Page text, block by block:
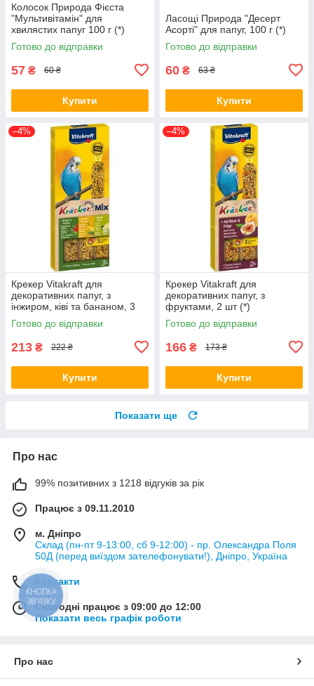
Колосок Природа Фієста
"Мультивітамін" для
хвилястих папуг 100 г (*)
Готово до відправки
57 ₴ 60 ₴
Купити
Ласощі Природа "Десерт
Асорті" для папуг, 100 г (*)
Готово до відправки
60 ₴ 63 ₴
Купити
–4%
Крекер Vitakraft для
декоративних папуг, з
інжиром, ківі та бананом, 3
шт (*)
Готово до відправки
213 ₴ 222 ₴
Купити
–4%
Крекер Vitakraft для
декоративних папуг, з
фруктами, 2 шт (*)
Готово до відправки
166 ₴ 173 ₴
Купити
Показати ще
Про нас
99% позитивних з 1218 відгуків за рік
Працює з 09.11.2010
м. Дніпро
Склад (пн-пт 9-13:00, сб 9-12:00) - пр. Олександра Поля
50Д (перед виїздом зателефонувати!), Дніпро, Україна
Контакти
Сьогодні працює з 09:00 до 12:00
Показати весь графік роботи
Про нас
КНОПКА
ЗВ'ЯЗКУ